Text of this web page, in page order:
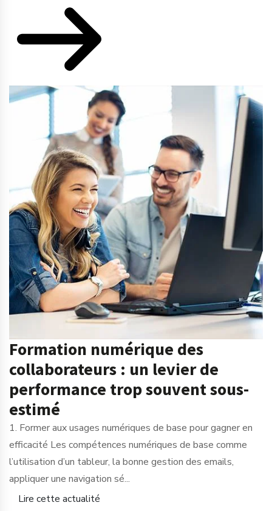
Formation numérique des
collaborateurs : un levier de
performance trop souvent sous-
estimé
1. Former aux usages numériques de base pour gagner en
efficacité Les compétences numériques de base comme
l’utilisation d’un tableur, la bonne gestion des emails,
appliquer une navigation sé...
Lire cette actualité